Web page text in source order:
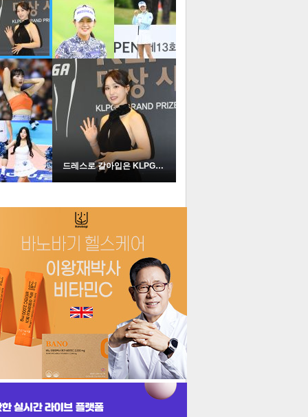
본 뉴스
스포츠 포토
더보기
포토
드레스로 갈아입은 KLPGA …